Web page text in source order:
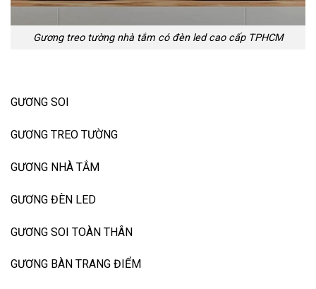
Gương treo tường nhà tắm có đèn led cao cấp TPHCM
GƯƠNG SOI
GƯƠNG TREO TƯỜNG
GƯƠNG NHÀ TẮM
GƯƠNG ĐÈN LED
GƯƠNG SOI TOÀN THÂN
GƯƠNG BÀN TRANG ĐIỂM